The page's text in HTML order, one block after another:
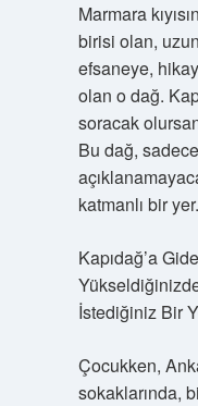
Marmara
birisi olan,
efsaneye,
olan o dağ.
soracak
Bu dağ,
katmanlı bir yer.
Kapıdağ’a
İstediğiniz Bir
Çocukken,
sokaklarında,